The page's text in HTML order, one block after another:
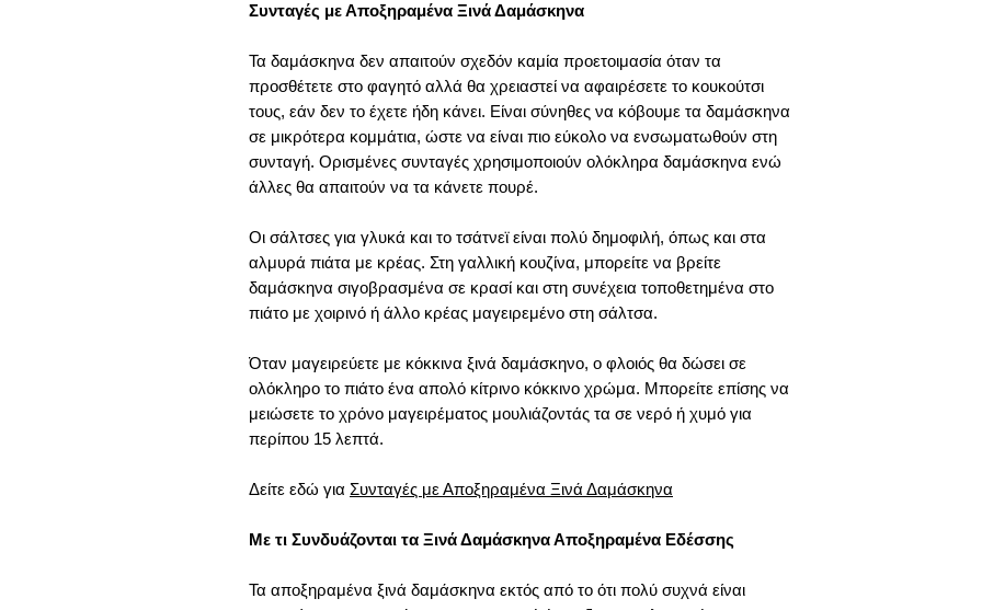
Συνταγές με Αποξηραμένα Ξινά Δαμάσκηνα
Τα δαμάσκηνα δεν απαιτούν σχεδόν καμία προετοιμασία όταν τα
προσθέτετε στο φαγητό αλλά θα χρειαστεί να αφαιρέσετε το κουκούτσι
τους, εάν δεν το έχετε ήδη κάνει. Είναι σύνηθες να κόβουμε τα δαμάσκηνα
σε μικρότερα κομμάτια, ώστε να είναι πιο εύκολο να ενσωματωθούν στη
συνταγή. Ορισμένες συνταγές χρησιμοποιούν ολόκληρα δαμάσκηνα ενώ
άλλες θα απαιτούν να τα κάνετε πουρέ.
Οι σάλτσες για γλυκά και το τσάτνεϊ είναι πολύ δημοφιλή, όπως και στα
αλμυρά πιάτα με κρέας. Στη γαλλική κουζίνα, μπορείτε να βρείτε
δαμάσκηνα σιγοβρασμένα σε κρασί και στη συνέχεια τοποθετημένα στο
πιάτο με χοιρινό ή άλλο κρέας μαγειρεμένο στη σάλτσα.
Όταν μαγειρεύετε με κόκκινα ξινά δαμάσκηνο, ο φλοιός θα δώσει σε
ολόκληρο το πιάτο ένα απολό κίτρινο κόκκινο χρώμα. Μπορείτε επίσης να
μειώσετε το χρόνο μαγειρέματος μουλιάζοντάς τα σε νερό ή χυμό για
περίπου 15 λεπτά.
Δείτε εδώ για Συνταγές με Αποξηραμένα Ξινά Δαμάσκηνα
Με τι Συνδυάζονται τα Ξινά Δαμάσκηνα Αποξηραμένα Εδέσσης
Τα αποξηραμένα ξινά δαμάσκηνα εκτός από το ότι πολύ συχνά είναι